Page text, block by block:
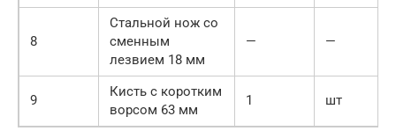
8
Стальной нож со
сменным
лезвием 18 мм
— —
9
Кисть с коротким
ворсом 63 мм
1 шт